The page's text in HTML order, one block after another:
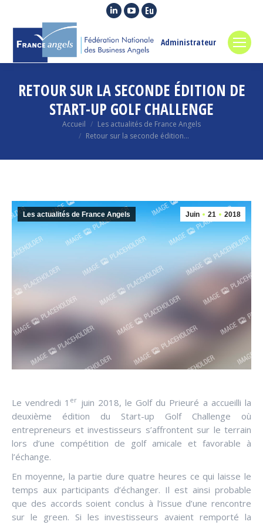
La
LinkedIn
s'ouvre
une
nouvelle
fenêtre
La
YouTube
s'ouvre
une
nouvelle
fenêtre
La
Euroquity
une
nouvelle
fenêtre
Administrateur
RETOUR SUR LA SECONDE ÉDITION DE
START-UP GOLF CHALLENGE
Vous êtes ici :Accueil
Les actualités de France Angels
Retour sur la seconde édition…
Juin 21 2018
Les actualités de France Angels
Le vendredi 1 er juin 2018, le Golf du Prieuré a accueilli la
deuxième édition du Start-up Golf Challenge où
entrepreneurs et investisseurs s’affrontent sur le terrain
lors d’une compétition de golf amicale et favorable à
l’échange.
En moyenne, la partie dure quatre heures ce qui laisse le
temps aux participants d’échanger. Il est ainsi probable
que des accords soient conclus à l’issue d’une rencontre
sur le green. Si les investisseurs avaient remporté la